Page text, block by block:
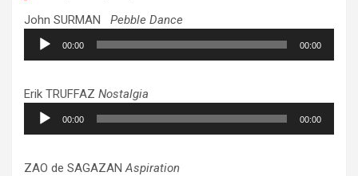
John SURMAN Pebble Dance
Lecteur
audio
00:00 00:00
Erik TRUFFAZ Nostalgia
Lecteur
audio
00:00 00:00
ZAO de SAGAZANAspiration